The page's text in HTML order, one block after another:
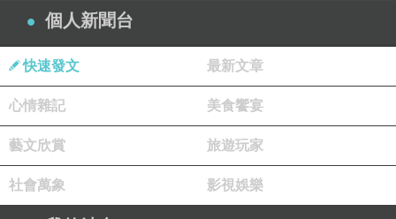
商用英語課程 全民英檢考古題 感冒勿輕忽 男罹
個人新聞台
快速發文 最新文章
心情雜記 美食饗宴
藝文欣賞 旅遊玩家
社會萬象 影視娛樂